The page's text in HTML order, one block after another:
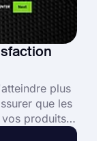
plus
que les
produits
à dire,